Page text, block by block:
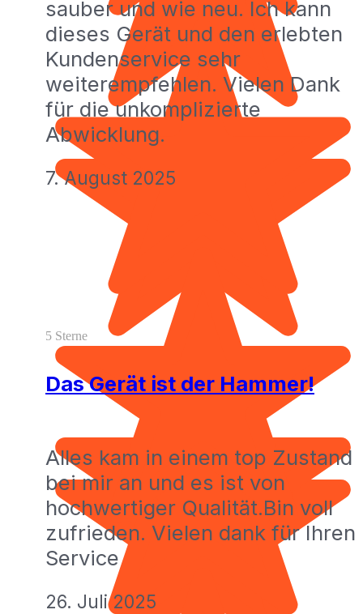
sauber und wie neu. Ich kann
dieses Gerät und den erlebten
Kundenservice sehr
weiterempfehlen. Vielen Dank
für die unkomplizierte
Abwicklung.
7. August 2025
5 Sterne
Das Gerät ist der Hammer!
Alles kam in einem top Zustand
bei mir an und es ist von
hochwertiger Qualität.Bin voll
zufrieden. Vielen dank für Ihren
Service
26. Juli 2025